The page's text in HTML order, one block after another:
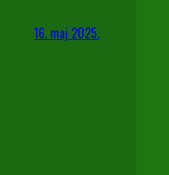
16. maj 2025.